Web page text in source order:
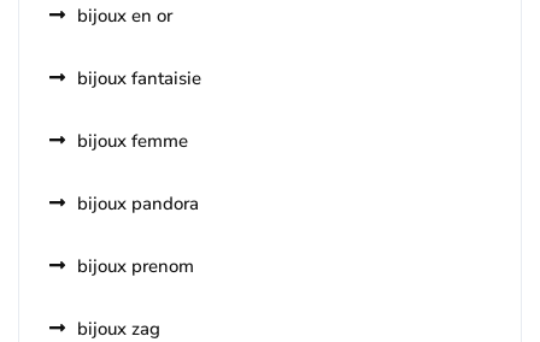
bijoux en or
bijoux fantaisie
bijoux femme
bijoux pandora
bijoux prenom
bijoux zag